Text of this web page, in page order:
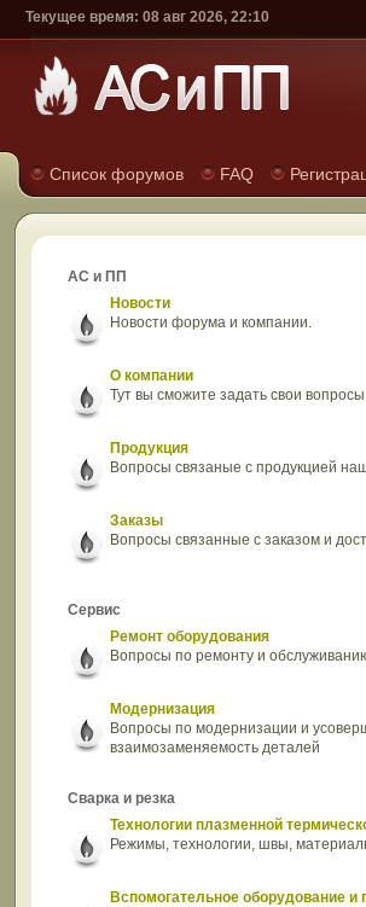
Текущее время: 08 авг 2026, 22:10
Список форумов FAQ
АС и ПП
Новости
Новости форума и компании.
О компании
Тут вы сможите задать свои
Продукция
Вопросы связаные с продукцией
Заказы
Вопросы связанные с заказом и
Сервис
Ремонт оборудования
Вопросы по ремонту и
Модернизация
Вопросы по модернизации и
взаимозаменяемость деталей
Сварка и резка
Технологии плазменной
Режимы, технологии, швы,
Вспомогательное оборудование и